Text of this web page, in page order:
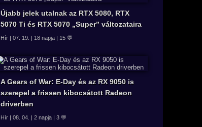
Újabb jelek utalnak az RTX 5080, RTX
5070 Ti és RTX 5070 „Super” változataira
Hír | 07. 19. | 18 napja | 15 💬
A Gears of War: E-Day és az RX 9050 is
szerepel a frissen kibocsátott Radeon
driverben
Hír | 08. 04. | 2 napja | 3 💬